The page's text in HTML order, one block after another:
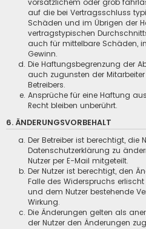
vorsätzlichem oder grob
auf die bei Vertragsschluss
Schäden und im Übrigen der
vertragstypischen
auch für mittelbare Schäden,
Gewinn.
Die Haftungsbegrenzung der
auch zugunsten der
Betreibers.
Ansprüche für eine Haftung
Recht bleiben unberührt.
6. ÄNDERUNGSVORBEHALT
Der Betreiber ist berechtigt,
Datenschutzerklärung zu
Nutzer per E-Mail mitgeteilt.
Der Nutzer ist berechtigt, den
Falle des Widerspruchs
und dem Nutzer bestehende
Wirkung.
Die Änderungen gelten als
der Nutzer den Änderungen